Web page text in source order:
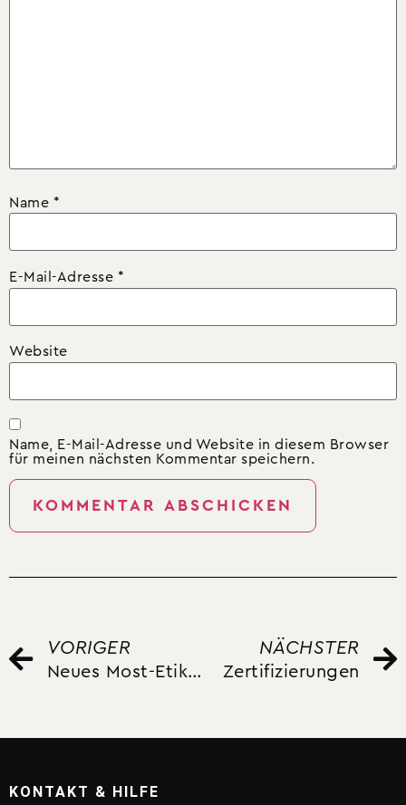
Name *
E-Mail-Adresse *
Website
Name, E-Mail-Adresse und Website in diesem Browser
für meinen nächsten Kommentar speichern.
VORIGER
Neues Most-Etiketten Design
NÄCHSTER
Zertifizierungen
KONTAKT & HILFE